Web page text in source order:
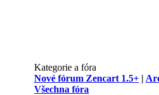
Kategorie a fóra
Nové fórum Zencart 1.5+ |
Všechna fóra